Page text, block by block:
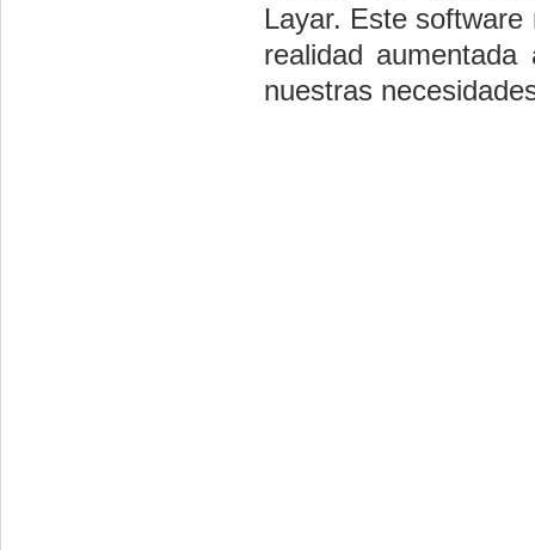
Layar. Este
realidad
nuestras